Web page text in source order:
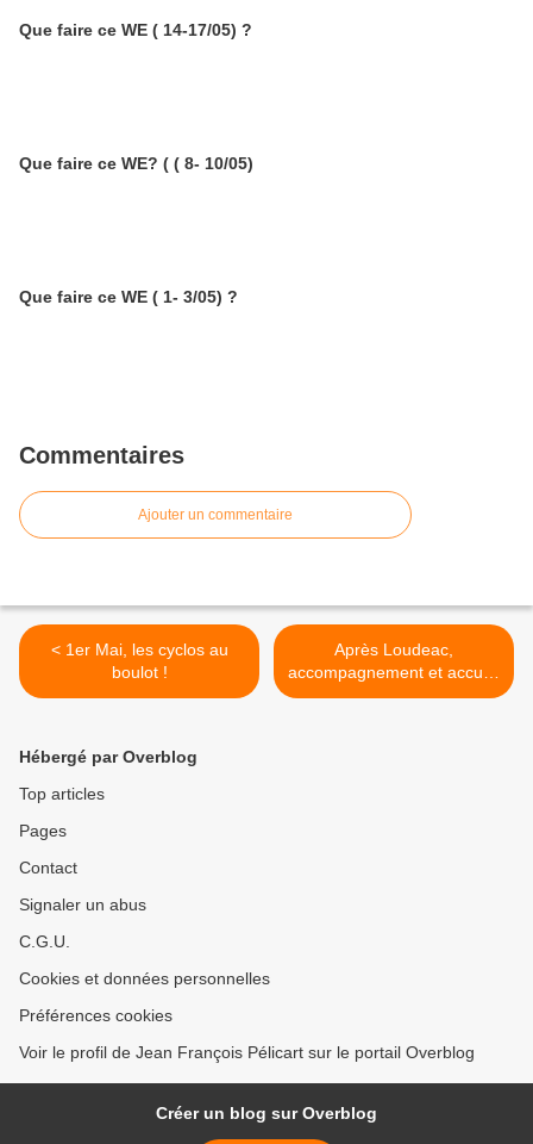
Que faire ce WE ( 14-17/05) ?
Que faire ce WE? ( ( 8- 10/05)
Que faire ce WE ( 1- 3/05) ?
Commentaires
Ajouter un commentaire
< 1er Mai, les cyclos au
boulot !
Après Loudeac,
accompagnement et accueil
des cyclos chinois par nos
Hébergé par Overblog
Top articles
Pages
Contact
Signaler un abus
C.G.U.
Cookies et données personnelles
Préférences cookies
Voir le profil de Jean François Pélicart sur le portail Overblog
Créer un blog sur Overblog